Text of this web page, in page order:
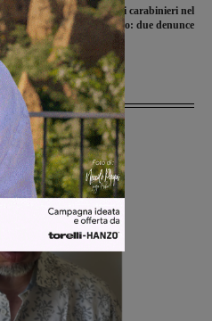
Nuovo intervento dei carabinieri nel
centro storico: due denunce